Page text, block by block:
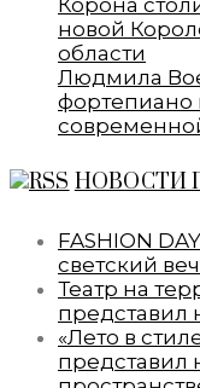
новой
области
Людмила
фортепиано
НОВОСТИ
FASHION
светский
Театр на
представил
«Лето в
представил